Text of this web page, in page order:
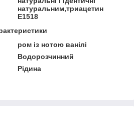
натуральним,триацетин
Е1518
ром із нотою ванілі
Водорозчинний
Рідина